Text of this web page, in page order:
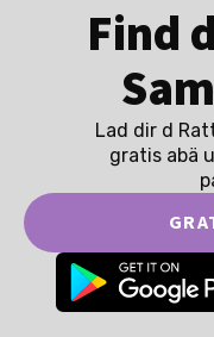
Find
Lad dir d
gratis abä